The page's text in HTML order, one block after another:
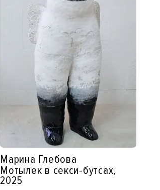
Марина Глебова
Мотылек в секси-бутсах,
2025